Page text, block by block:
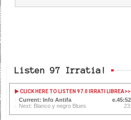
Listen 97 Irratia!
CLICK HERE TO LISTEN 97.0 IRRATI LIBREA>>
Current: Info Antifa 45:52
Next: Blanco y negro Blues